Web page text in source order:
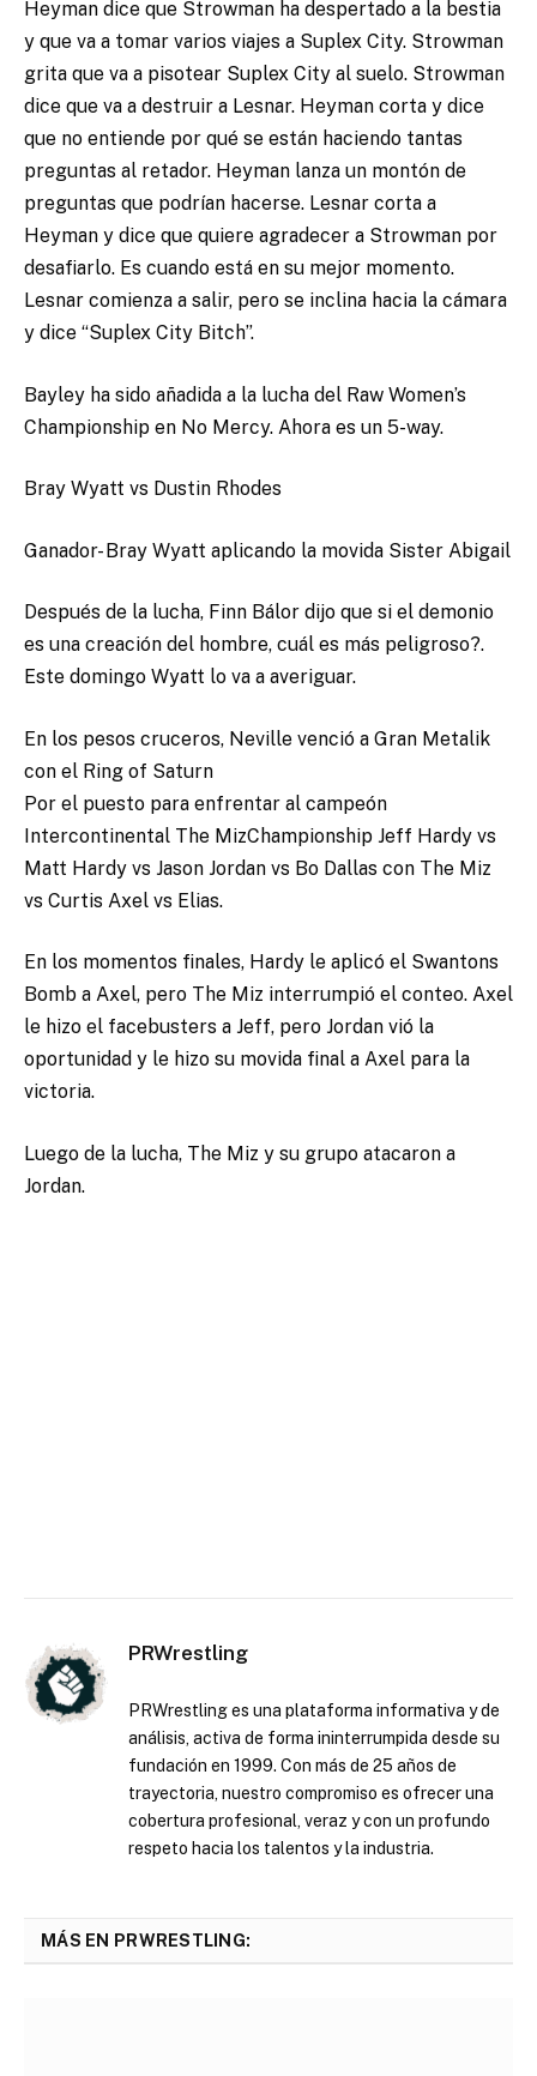
Heyman dice que Strowman ha despertado a la bestia
y que va a tomar varios viajes a Suplex City. Strowman
grita que va a pisotear Suplex City al suelo. Strowman
dice que va a destruir a Lesnar. Heyman corta y dice
que no entiende por qué se están haciendo tantas
preguntas al retador. Heyman lanza un montón de
preguntas que podrían hacerse. Lesnar corta a
Heyman y dice que quiere agradecer a Strowman por
desafiarlo. Es cuando está en su mejor momento.
Lesnar comienza a salir, pero se inclina hacia la cámara
y dice “Suplex City Bitch”.
Bayley ha sido añadida a la lucha del Raw Women’s
Championship en No Mercy. Ahora es un 5-way.
Bray Wyatt vs Dustin Rhodes
Ganador- Bray Wyatt aplicando la movida Sister Abigail
Después de la lucha, Finn Bálor dijo que si el demonio
es una creación del hombre, cuál es más peligroso?.
Este domingo Wyatt lo va a averiguar.
En los pesos cruceros, Neville venció a Gran Metalik
con el Ring of Saturn
Por el puesto para enfrentar al campeón
Intercontinental The MizChampionship Jeff Hardy vs
Matt Hardy vs Jason Jordan vs Bo Dallas con The Miz
vs Curtis Axel vs Elias.
En los momentos finales, Hardy le aplicó el Swantons
Bomb a Axel, pero The Miz interrumpió el conteo. Axel
le hizo el facebusters a Jeff, pero Jordan vió la
oportunidad y le hizo su movida final a Axel para la
victoria.
Luego de la lucha, The Miz y su grupo atacaron a
Jordan.
PRWrestling
PRWrestling es una plataforma informativa y de
análisis, activa de forma ininterrumpida desde su
fundación en 1999. Con más de 25 años de
trayectoria, nuestro compromiso es ofrecer una
cobertura profesional, veraz y con un profundo
respeto hacia los talentos y la industria.
MÁS EN PRWRESTLING: